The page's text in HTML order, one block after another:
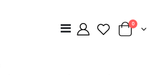
0